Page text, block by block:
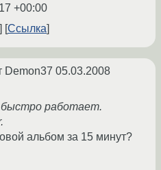
+00:00
Ссылка
Demon37 05.03.2008
быстро работает.
альбом за 15 минут?